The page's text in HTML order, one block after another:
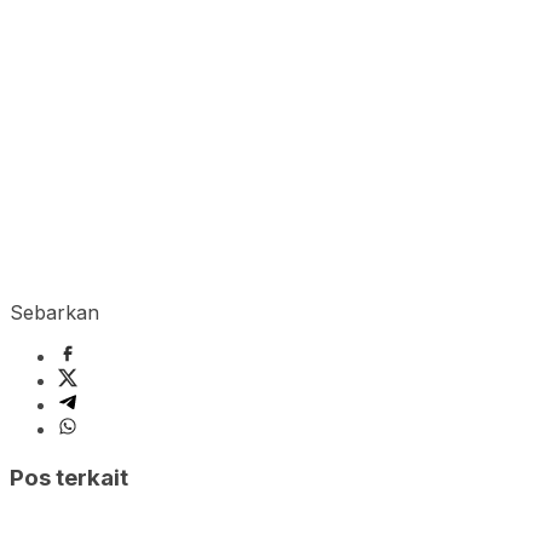
Sebarkan
Pos terkait